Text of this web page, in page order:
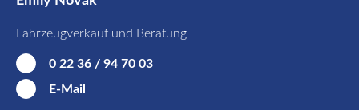
Fahrzeugverkauf und Beratung
0 22 36 / 94 70 03
E-Mail